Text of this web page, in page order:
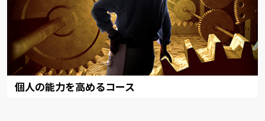
個人の能力を高めるコース